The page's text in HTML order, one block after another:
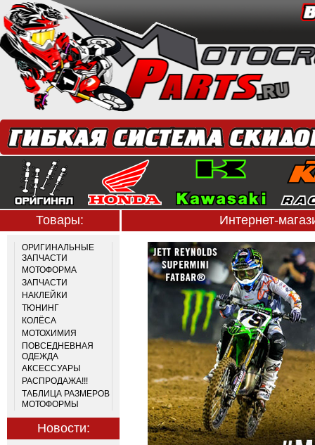
Товары: Интернет-
ОРИГИНАЛЬНЫЕ
ЗАПЧАСТИ
МОТОФОРМА
ЗАПЧАСТИ
НАКЛЕЙКИ
ТЮНИНГ
КОЛЁСА
МОТОХИМИЯ
ПОВСЕДНЕВНАЯ
ОДЕЖДА
АКСЕССУАРЫ
РАСПРОДАЖА!!!
ТАБЛИЦА РАЗМЕРОВ
МОТОФОРМЫ
Новости: